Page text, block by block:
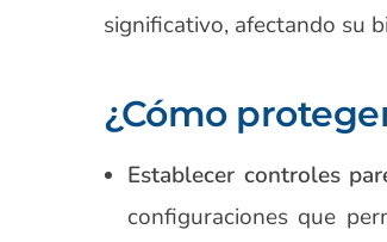
significativo, afectando su
¿Cómo
Establecer controles
configuraciones que